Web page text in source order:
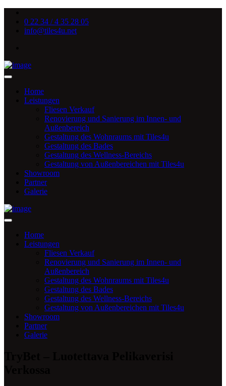
0 22 34 / 4 35 28 05
info@tiles4u.net
Home
Leistungen
Fliesen Verkauf
Renovierung und Sanierung im Innen- und
Außenbereich
Gestaltung des Wohnraums mit Tiles4u
Gestaltung des Bades
Gestaltung des Wellness-Bereichs
Gestaltung von Außenbereichen mit Tiles4u
Showroom
Partner
Galerie
Home
Leistungen
Fliesen Verkauf
Renovierung und Sanierung im Innen- und
Außenbereich
Gestaltung des Wohnraums mit Tiles4u
Gestaltung des Bades
Gestaltung des Wellness-Bereichs
Gestaltung von Außenbereichen mit Tiles4u
Showroom
Partner
Galerie